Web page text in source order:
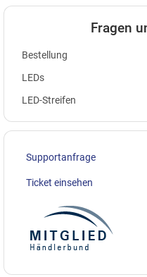
Fragen
Bestellung
LEDs
LED-Streifen
Supportanfrage
Ticket einsehen